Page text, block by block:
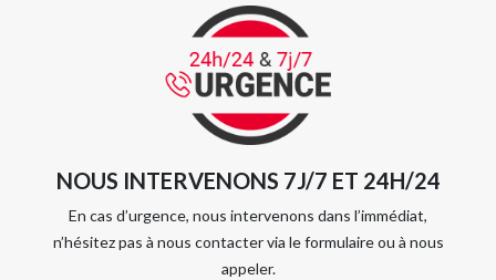
NOUS INTERVENONS 7J/7 ET 24H/24
En cas d’urgence, nous intervenons dans l’immédiat,
n’hésitez pas à nous contacter via le formulaire ou à nous
appeler.